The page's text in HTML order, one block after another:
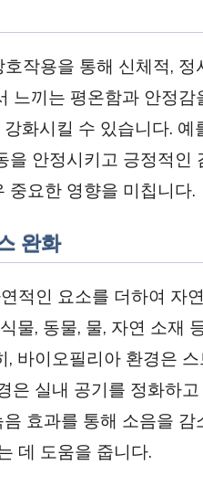
작용을 통해 신체적,
느끼는 평온함과 안정
화시킬 수 있습니다.
안정시키고 긍정적인
중요한 영향을 미칩니다.
완화
적인 요소를 더하여 자
물, 동물, 물, 자연 소재
바이오필리아 환경은
은 실내 공기를 정화하
효과를 통해 소음을
데 도움을 줍니다.